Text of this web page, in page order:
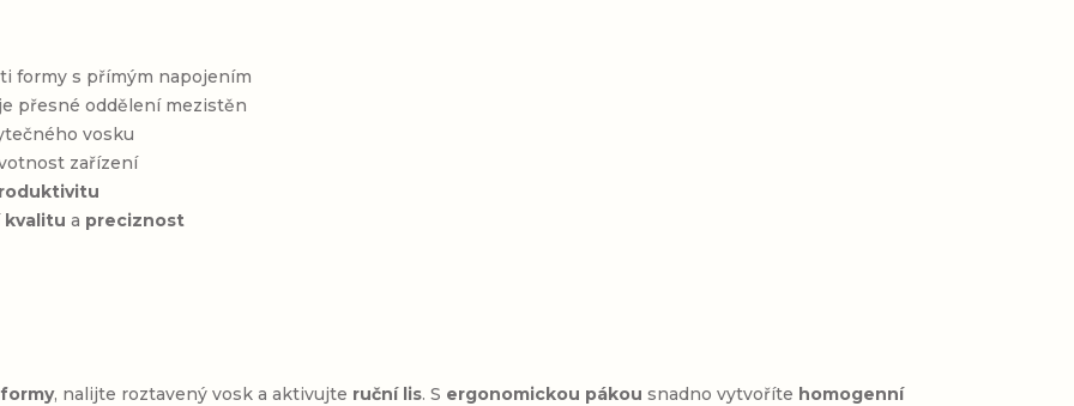
formy s přímým napojením
přesné oddělení mezistěn
vosku
zařízení
kvalitu a preciznost
, nalijte roztavený vosk a aktivujte ruční lis. S ergonomickou pákou snadno vytvoříte homogenní